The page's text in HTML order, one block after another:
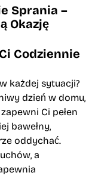
Sprania –
Okazję
Codziennie
każdej sytuacji?
dzień w domu,
Ci pełen
bawełny,
oddychać.
a